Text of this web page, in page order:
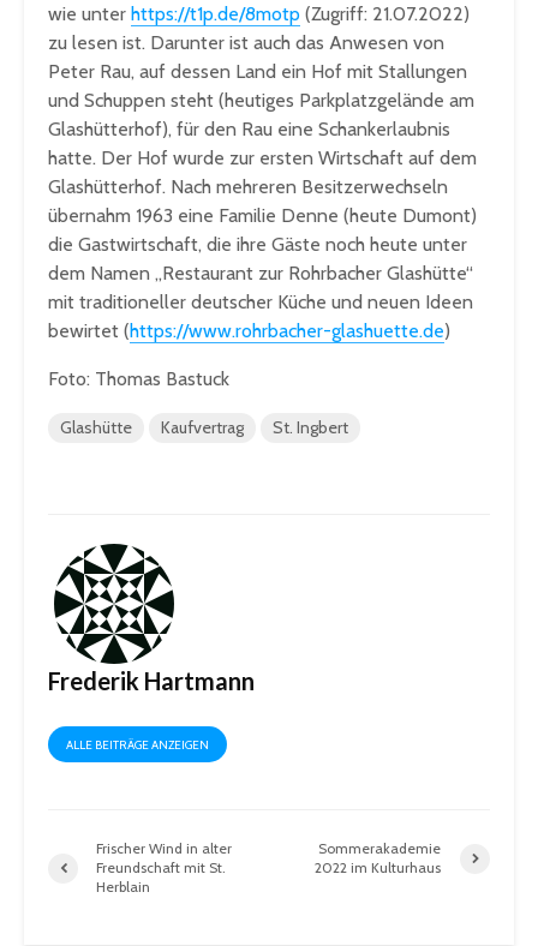
wie unter https://t1p.de/8motp (Zugriff: 21.07.2022)
zu lesen ist. Darunter ist auch das Anwesen von
Peter Rau, auf dessen Land ein Hof mit Stallungen
und Schuppen steht (heutiges Parkplatzgelände am
Glashütterhof), für den Rau eine Schankerlaubnis
hatte. Der Hof wurde zur ersten Wirtschaft auf dem
Glashütterhof. Nach mehreren Besitzerwechseln
übernahm 1963 eine Familie Denne (heute Dumont)
die Gastwirtschaft, die ihre Gäste noch heute unter
dem Namen „Restaurant zur Rohrbacher Glashütte“
mit traditioneller deutscher Küche und neuen Ideen
bewirtet (https://www.rohrbacher-glashuette.de)
Foto: Thomas Bastuck
Glashütte Kaufvertrag St. Ingbert
Frederik Hartmann
ALLE BEITRÄGE ANZEIGEN
Frischer Wind in alter
Freundschaft mit St.
Herblain
Sommerakademie
2022 im Kulturhaus